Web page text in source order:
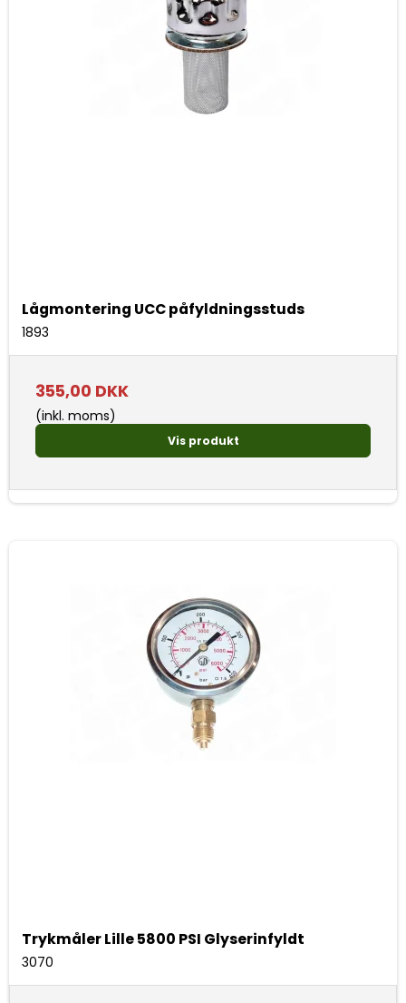
Lågmontering UCC påfyldningsstuds
1893
355,00 DKK
(inkl. moms)
Vis produkt
Trykmåler Lille 5800 PSI Glyserinfyldt
3070